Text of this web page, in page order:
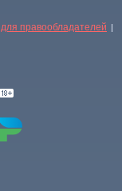
для правообладателей |